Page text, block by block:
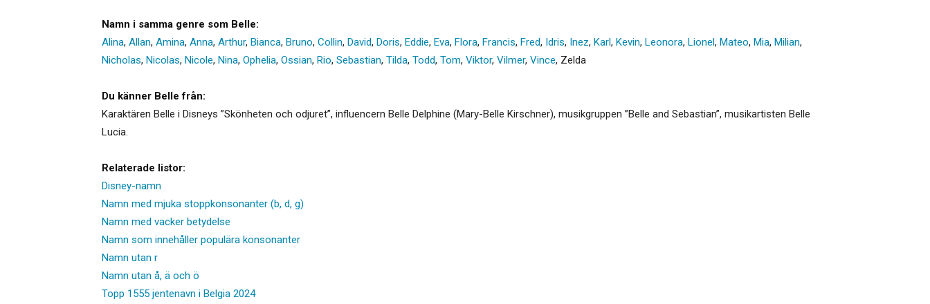
Namn i samma genre som Belle:
Alina, Allan, Amina, Anna, Arthur, Bianca, Bruno, Collin, David, Doris, Eddie, Eva, Flora, Francis, Fred, Idris, Inez, Karl, Kevin, Leonora, Lionel, Mateo, Mia, Milian,
Nicholas, Nicolas, Nicole, Nina, Ophelia, Ossian, Rio, Sebastian, Tilda, Todd, Tom, Viktor, Vilmer, Vince, Zelda
Du känner Belle från:
Karaktären Belle i Disneys ”Skönheten och odjuret”, influencern Belle Delphine (Mary-Belle Kirschner), musikgruppen ”Belle and Sebastian”, musikartisten Belle
Lucia.
Relaterade listor:
Disney-namn
Namn med mjuka stoppkonsonanter (b, d, g)
Namn med vacker betydelse
Namn som innehåller populära konsonanter
Namn utan r
Namn utan å, ä och ö
Topp 1555 jentenavn i Belgia 2024